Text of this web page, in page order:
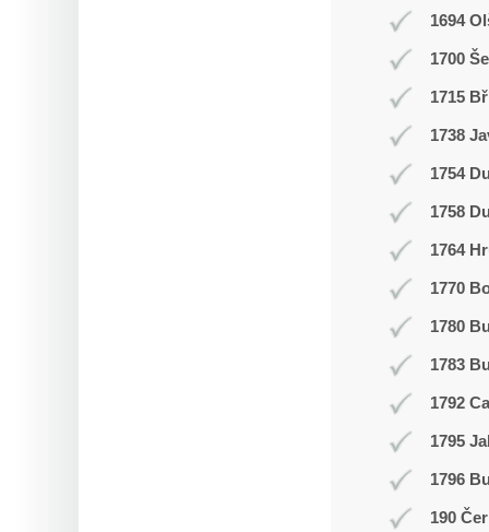
1694
1700
1715
1738
1754
1758
1764
1770
1780
1783
1792
1795
1796
190